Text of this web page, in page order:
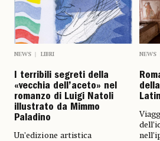
NEWS LIBRI
I terribili segreti della
«vecchia dell’aceto» nel
romanzo di Luigi Natoli
illustrato da Mimmo
Paladino
Un’edizione artistica
NEWS